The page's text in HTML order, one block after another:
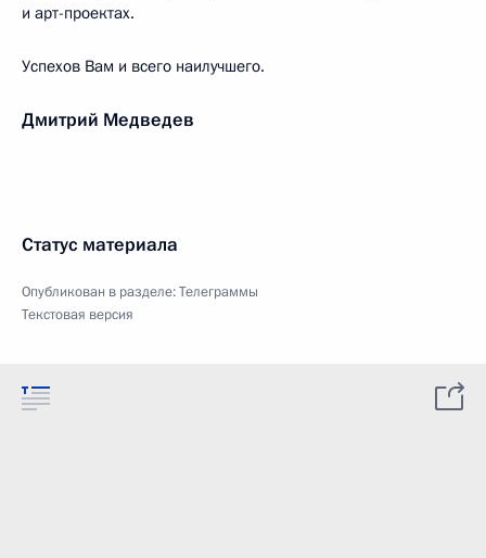
и арт-проектах.
Успехов Вам и всего наилучшего.
Дмитрий Медведев
Статус материала
Опубликован в разделе:Телеграммы
Текстовая версия